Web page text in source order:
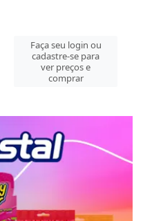
Faça seu login ou
cadastre-se para
ver preços e
comprar